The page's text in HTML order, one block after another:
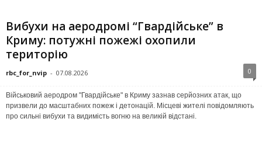
Вибухи на аеродромі “Гвардійське” в
Криму: потужні пожежі охопили
територію
rbc_for_nvip - 07.08.2026 0
Військовий аеродром "Гвардійське" в Криму зазнав серйозних атак, що
призвели до масштабних пожеж і детонацій. Місцеві жителі повідомляють
про сильні вибухи та видимість вогню на великій відстані.